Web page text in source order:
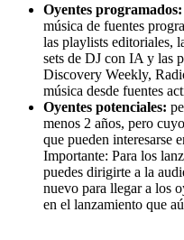
Oyentes programados:
música de fuentes
las playlists editoriales,
sets de DJ con IA y las
Discovery Weekly,
música desde fuentes
Oyentes potenciales:
menos 2 años, pero
que pueden interesarse
Importante: Para los
puedes dirigirte a la
nuevo para llegar a los
en el lanzamiento que